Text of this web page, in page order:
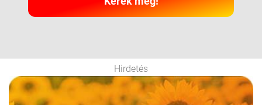
Hirdetés